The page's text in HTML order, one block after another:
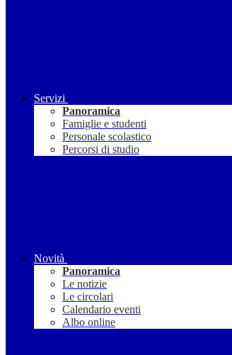
Servizi
Panoramica
Famiglie e studenti
Personale scolastico
Percorsi di studio
Novità
Panoramica
Le notizie
Le circolari
Calendario eventi
Albo online